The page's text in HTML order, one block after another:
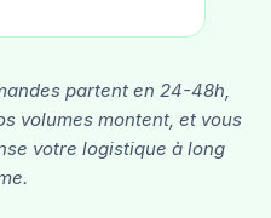
partent en 24-48h,
volumes montent, et vous
votre logistique à long